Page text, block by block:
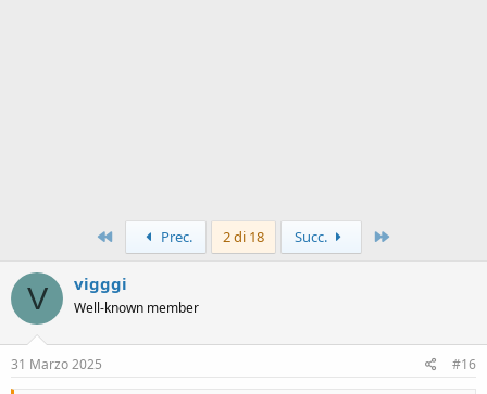
Primo Prec. 2 di 18 Succ.
V vigggi
Well-known member
31 Marzo 2025 #16